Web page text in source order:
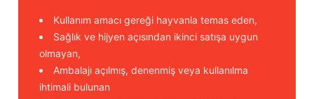
Kullanım amacı gereği hayvanla temas eden,
Sağlık ve hijyen açısından ikinci satışa uygun
olmayan,
Ambalajı açılmış, denenmiş veya kullanılma
ihtimali bulunan